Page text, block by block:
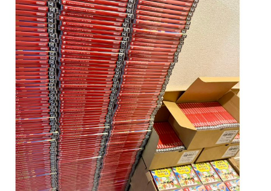
ｗ
佐藤二朗、妻とのハグを報告「文〇砲より遥かに威力は弱い
が、僕のノロケ砲をお見舞いする」
【画像】こんな感じのクルマで車中泊旅したいよな？？？
「フリルもリボンもたくさんがいいのよね、ふふっ♪」対魔
忍RPG・新イベント『バニーとヨミハラクライシス』
【デレマス】 810プロエアコン騒動【ぷちかれシリーズ】
【パシフィック・リム】 MODEROID「ジプシー・デンジャ
ー」プラモデル【10日予約開始】
やる夫のダンジョン運営記183-雑談所ネタ118 懺悔小ネタ
「創刻のファイアホイール」+埋めネタ「ファイアホイール